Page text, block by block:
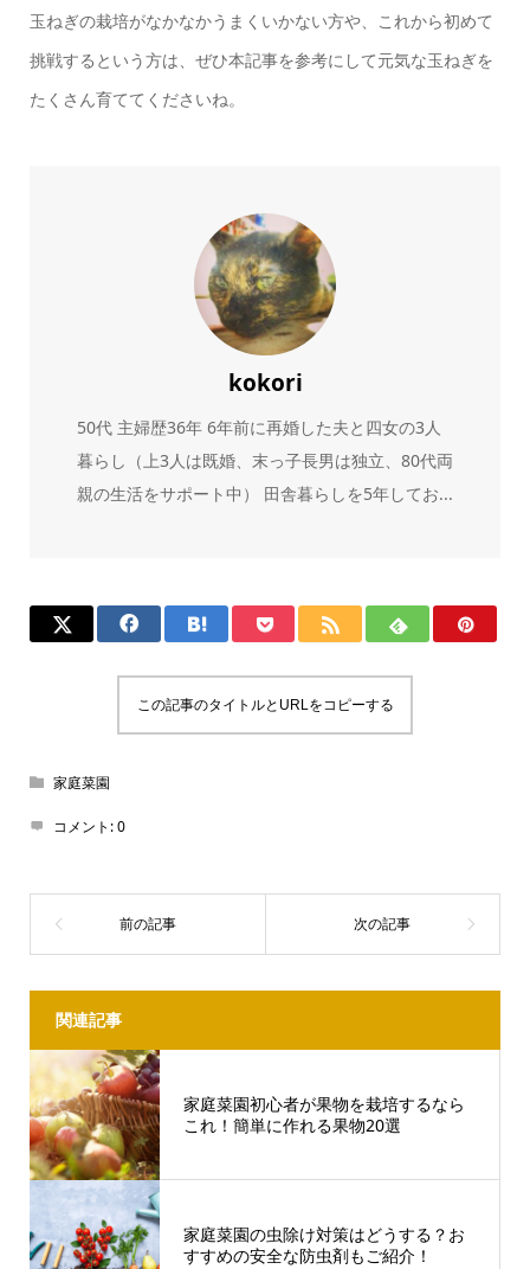
玉ねぎの栽培がなかなかうまくいかない方や、これから初めて
挑戦するという方は、ぜひ本記事を参考にして元気な玉ねぎを
たくさん育ててくださいね。
kokori
50代 主婦歴36年 6年前に再婚した夫と四女の3人
暮らし（上3人は既婚、末っ子長男は独立、80代両
親の生活をサポート中） 田舎暮らしを5年してお...
この記事のタイトルとURLをコピーする
家庭菜園
コメント:0
関連記事
家庭菜園初心者が果物を栽培するなら
これ！簡単に作れる果物20選
家庭菜園の虫除け対策はどうする？お
すすめの安全な防虫剤もご紹介！